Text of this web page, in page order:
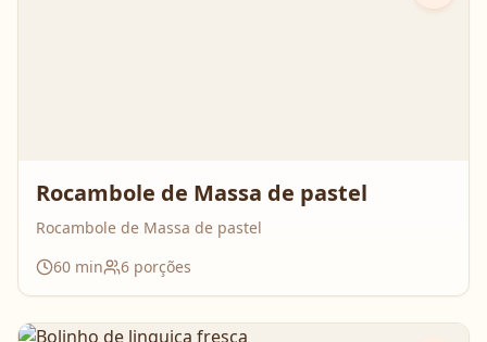
Rocambole de Massa de pastel
Rocambole de Massa de pastel
60 min 6 porções